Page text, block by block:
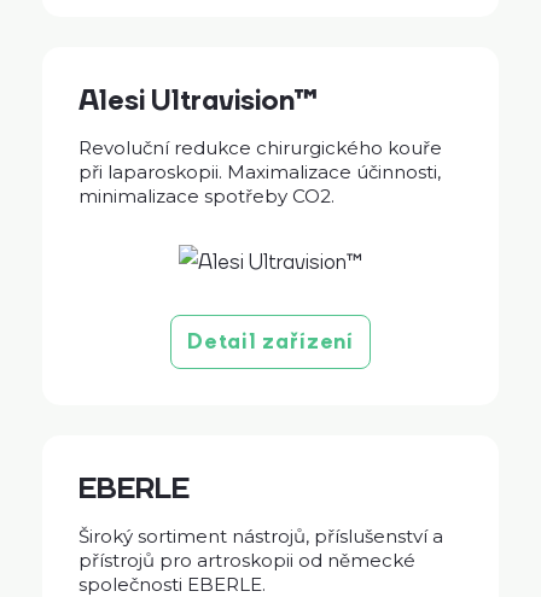
Alesi Ultravision™
Revoluční redukce chirurgického kouře
při laparoskopii. Maximalizace účinnosti,
minimalizace spotřeby CO2.
Detail zařízení
EBERLE
Široký sortiment nástrojů, příslušenství a
přístrojů pro artroskopii od německé
společnosti EBERLE.